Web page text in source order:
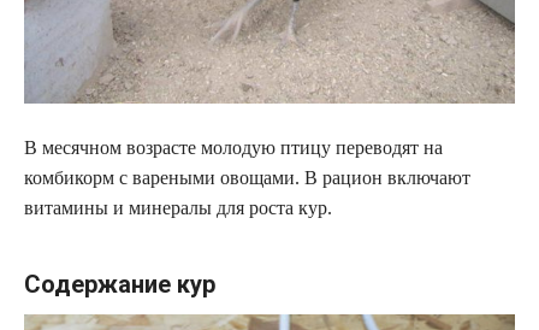
В месячном возрасте молодую птицу переводят на
комбикорм с вареными овощами. В рацион включают
витамины и минералы для роста кур.
Содержание кур